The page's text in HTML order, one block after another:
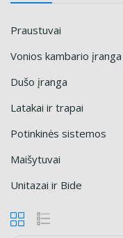
Praustuvai
Vonios kambario įranga
Dušo įranga
Latakai ir trapai
Potinkinės sistemos
Maišytuvai
Unitazai ir Bide